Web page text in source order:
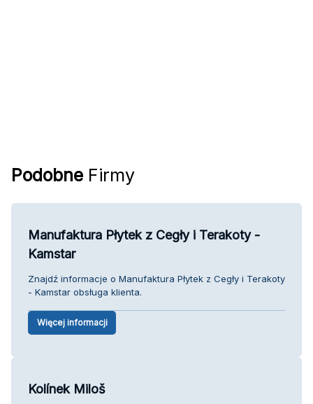
Podobne Firmy
Manufaktura Płytek z Cegły i Terakoty -
Kamstar
Znajdź informacje o Manufaktura Płytek z Cegły i Terakoty
- Kamstar obsługa klienta.
Więcej informacji
Kolínek Miloš